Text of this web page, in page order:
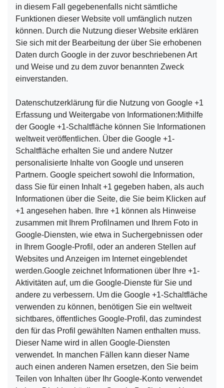
in diesem Fall gegebenenfalls nicht sämtliche
Funktionen dieser Website voll umfänglich nutzen
können. Durch die Nutzung dieser Website erklären
Sie sich mit der Bearbeitung der über Sie erhobenen
Daten durch Google in der zuvor beschriebenen Art
und Weise und zu dem zuvor benannten Zweck
einverstanden.
Datenschutzerklärung für die Nutzung von Google +1
Erfassung und Weitergabe von Informationen:Mithilfe
der Google +1-Schaltfläche können Sie Informationen
weltweit veröffentlichen. Über die Google +1-
Schaltfläche erhalten Sie und andere Nutzer
personalisierte Inhalte von Google und unseren
Partnern. Google speichert sowohl die Information,
dass Sie für einen Inhalt +1 gegeben haben, als auch
Informationen über die Seite, die Sie beim Klicken auf
+1 angesehen haben. Ihre +1 können als Hinweise
zusammen mit Ihrem Profilnamen und Ihrem Foto in
Google-Diensten, wie etwa in Suchergebnissen oder
in Ihrem Google-Profil, oder an anderen Stellen auf
Websites und Anzeigen im Internet eingeblendet
werden.Google zeichnet Informationen über Ihre +1-
Aktivitäten auf, um die Google-Dienste für Sie und
andere zu verbessern. Um die Google +1-Schaltfläche
verwenden zu können, benötigen Sie ein weltweit
sichtbares, öffentliches Google-Profil, das zumindest
den für das Profil gewählten Namen enthalten muss.
Dieser Name wird in allen Google-Diensten
verwendet. In manchen Fällen kann dieser Name
auch einen anderen Namen ersetzen, den Sie beim
Teilen von Inhalten über Ihr Google-Konto verwendet